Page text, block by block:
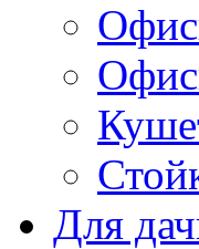
Для